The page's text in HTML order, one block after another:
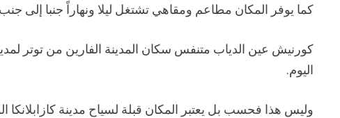
كما يوفر المكان مطاعم ومقاهي تشتغل ليلا ونهاراً جنبا إلى
كورنيش عين الدياب متنفس سكان المدينة الفارين من توتر
اليوم.
وليس هذا فحسب بل يعتبر المكان قبلة لسياح مدينة